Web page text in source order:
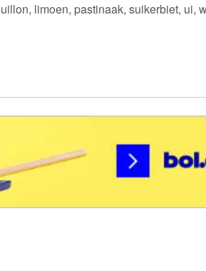
limoen, pastinaak, suikerbiet, ui,